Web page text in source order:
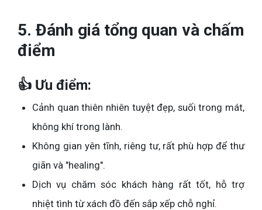
5. Đánh giá tổng quan và chấm
điểm
👍 Ưu điểm:
Cảnh quan thiên nhiên tuyệt đẹp, suối trong mát,
không khí trong lành.
Không gian yên tĩnh, riêng tư, rất phù hợp để thư
giãn và "healing".
Dịch vụ chăm sóc khách hàng rất tốt, hỗ trợ
nhiệt tình từ xách đồ đến sắp xếp chỗ nghỉ.